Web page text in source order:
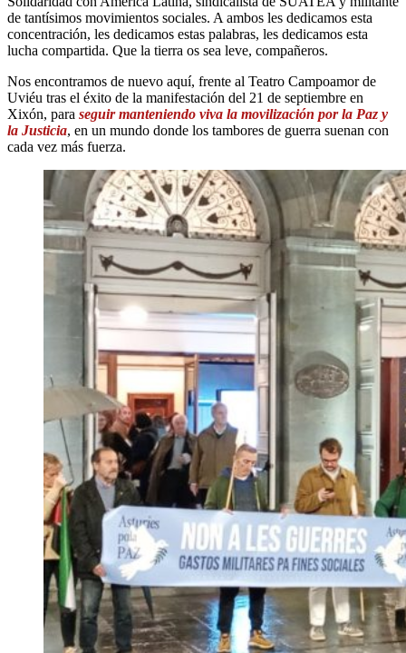
de tantísimos movimientos sociales. A ambos les dedicamos esta
concentración, les dedicamos estas palabras, les dedicamos esta
lucha compartida. Que la tierra os sea leve, compañeros.
Nos encontramos de nuevo aquí, frente al Teatro Campoamor de
Uviéu tras el éxito de la manifestación del 21 de septiembre en
Xixón, para seguir manteniendo viva la movilización por la Paz y
la Justicia, en un mundo donde los tambores de guerra suenan con
cada vez más fuerza.